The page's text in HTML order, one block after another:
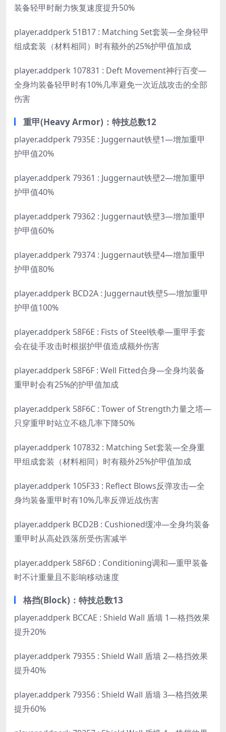
装备轻甲时耐力恢复速度提升50%
player.addperk 51B17 : Matching Set套装—全身轻甲
组成套装（材料相同）时有额外的25%护甲值加成
player.addperk 107831 : Deft Movement神行百变—
全身均装备轻甲时有10%几率避免一次近战攻击的全部
伤害
重甲(Heavy Armor)：特技总数12
player.addperk 7935E : Juggernaut铁壁1—增加重甲
护甲值20%
player.addperk 79361 : Juggernaut铁壁2—增加重甲
护甲值40%
player.addperk 79362 : Juggernaut铁壁3—增加重甲
护甲值60%
player.addperk 79374 : Juggernaut铁壁4—增加重甲
护甲值80%
player.addperk BCD2A : Juggernaut铁壁5—增加重甲
护甲值100%
player.addperk 58F6E : Fists of Steel铁拳—重甲手套
会在徒手攻击时根据护甲值造成额外伤害
player.addperk 58F6F : Well Fitted合身—全身均装备
重甲时会有25%的护甲值加成
player.addperk 58F6C : Tower of Strength力量之塔—
只穿重甲时站立不稳几率下降50%
player.addperk 107832 : Matching Set套装—全身重
甲组成套装（材料相同）时有额外25%护甲值加成
player.addperk 105F33 : Reflect Blows反弹攻击—全
身均装备重甲时有10%几率反弹近战伤害
player.addperk BCD2B : Cushioned缓冲—全身均装备
重甲时从高处跌落所受伤害减半
player.addperk 58F6D : Conditioning调和—重甲装备
时不计重量且不影响移动速度
格挡(Block)：特技总数13
player.addperk BCCAE : Shield Wall 盾墙 1—格挡效果
提升20%
player.addperk 79355 : Shield Wall 盾墙 2—格挡效果
提升40%
player.addperk 79356 : Shield Wall 盾墙 3—格挡效果
提升60%